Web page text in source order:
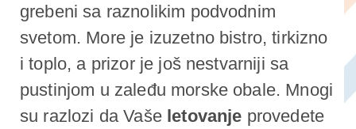
grebeni sa raznolikim podvodnim
svetom. More je izuzetno bistro, tirkizno
i toplo, a prizor je još nestvarniji sa
pustinjom u zaleđu morske obale. Mnogi
su razlozi da Vaše letovanje provedete